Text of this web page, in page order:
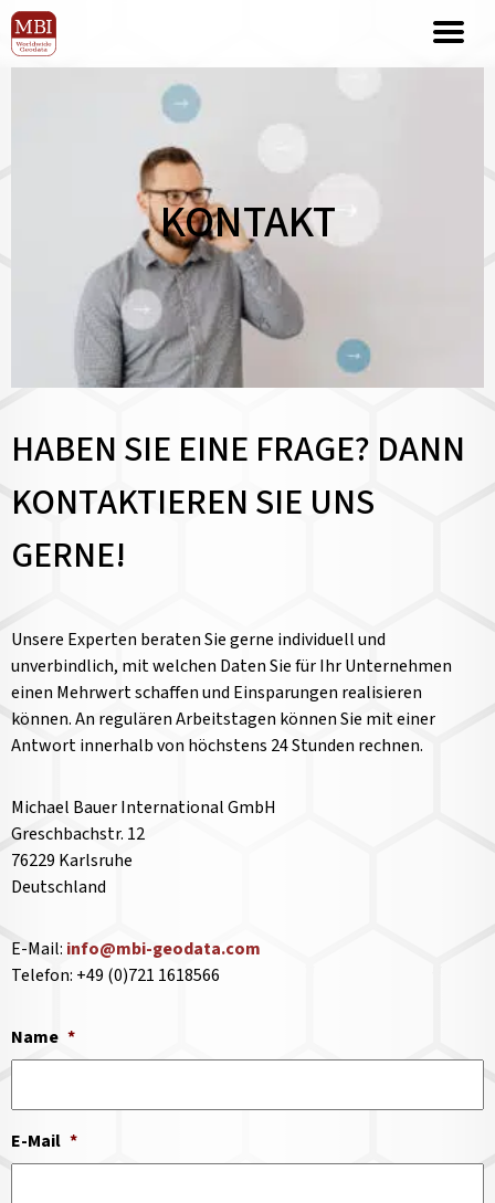
KONTAKT
HABEN SIE EINE FRAGE? DANN
KONTAKTIEREN SIE UNS
GERNE!
Unsere Experten beraten Sie gerne individuell und
unverbindlich, mit welchen Daten Sie für Ihr Unternehmen
einen Mehrwert schaffen und Einsparungen realisieren
können. An regulären Arbeitstagen können Sie mit einer
Antwort innerhalb von höchstens 24 Stunden rechnen.
Michael Bauer International GmbH
Greschbachstr. 12
76229 Karlsruhe
Deutschland
E-Mail: info@mbi-geodata.com
Telefon: +49 (0)721 1618566
Name *
E-Mail *